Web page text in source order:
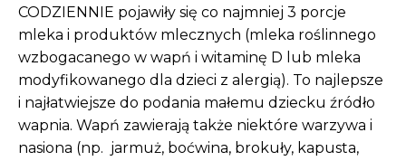
CODZIENNIE pojawiły się co najmniej 3 porcje
mleka i produktów mlecznych (mleka roślinnego
wzbogacanego w wapń i witaminę D lub mleka
modyfikowanego dla dzieci z alergią). To najlepsze
i najłatwiejsze do podania małemu dziecku źródło
wapnia. Wapń zawierają także niektóre warzywa i
nasiona (np. jarmuż, boćwina, brokuły, kapusta,